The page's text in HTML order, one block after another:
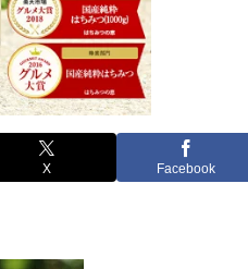
X Facebook